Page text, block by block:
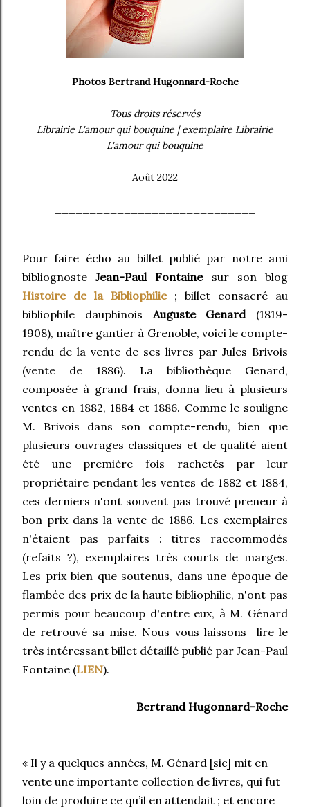
Photos Bertrand Hugonnard-Roche
Tous droits réservés
Librairie L'amour qui bouquine | exemplaire Librairie
L'amour qui bouquine
Août 2022
Pour faire écho au billet publié par notre ami
bibliognosteJean-Paul Fontainesur son blog
Histoire de la Bibliophilie; billet consacré au
bibliophile dauphinoisAuguste Genard(1819-
1908), maître gantier à Grenoble, voici le compte-
rendu de la vente de ses livres par Jules Brivois
(vente de 1886). La bibliothèque Genard,
composée à grand frais, donna lieu à plusieurs
ventes en 1882, 1884 et 1886. Comme le souligne
M. Brivois dans son compte-rendu, bien que
plusieurs ouvrages classiques et de qualité aient
été une première fois rachetés par leur
propriétaire pendant les ventes de 1882 et 1884,
ces derniers n'ont souvent pas trouvé preneur à
bon prix dans la vente de 1886. Les exemplaires
n'étaient pas parfaits : titres raccommodés
(refaits ?), exemplaires très courts de marges.
Les prix bien que soutenus, dans une époque de
flambée des prix de la haute bibliophilie, n'ont pas
permis pour beaucoup d'entre eux, à M. Génard
de retrouvé sa mise. Nous vous laissons lire le
très intéressant billet détaillé publié par Jean-Paul
Fontaine (LIEN).
Bertrand Hugonnard-Roche
« Il y a quelques années, M. Génard [sic] mit en
vente une importante collection de livres, qui fut
loin de produire ce qu’il en attendait ; et encore